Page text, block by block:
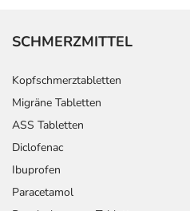
SCHMERZMITTEL
Kopfschmerztabletten
Migräne Tabletten
ASS Tabletten
Diclofenac
Ibuprofen
Paracetamol